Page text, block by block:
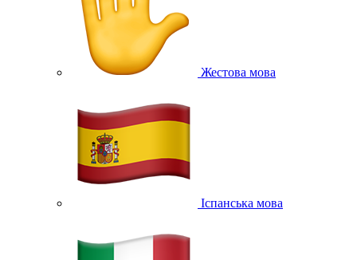
Жестова мова
Іспанська мова